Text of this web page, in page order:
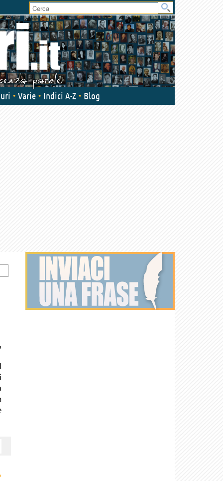
User
area
Varie Indici A-Z Blog